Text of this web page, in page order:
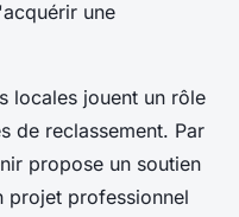
une
locales jouent un rôle
de reclassement. Par
propose un soutien
projet professionnel